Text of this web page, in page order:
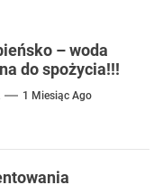
– woda
do spożycia!!!
1 Miesiąc Ago